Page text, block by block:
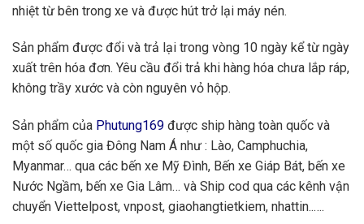
nhiệt từ bên trong xe và được hút trở lại máy nén.
Sản phẩm được đổi và trả lại trong vòng 10 ngày kể từ ngày
xuất trên hóa đơn. Yêu cầu đổi trả khi hàng hóa chưa lắp ráp,
không trầy xước và còn nguyên vỏ hộp.
Sản phẩm của Phutung169 được ship hàng toàn quốc và
một số quốc gia Đông Nam Á như : Lào, Camphuchia,
Myanmar… qua các bến xe Mỹ Đình, Bến xe Giáp Bát, bến xe
Nước Ngầm, bến xe Gia Lâm… và Ship cod qua các kênh vận
chuyển Viettelpost, vnpost, giaohangtietkiem, nhattin..….